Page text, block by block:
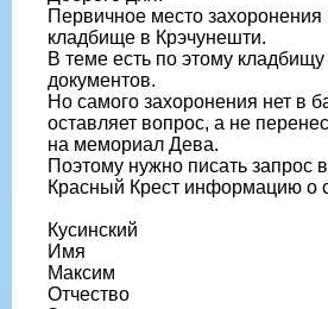
Первичное место
кладбище в Крэчунешти.
В теме есть по этому
документов.
Но самого захоронения нет в
оставляет вопрос, а не
на мемориал Дева.
Поэтому нужно писать запрос
Красный Крест информацию о
Кусинский
Имя
Максим
Отчество